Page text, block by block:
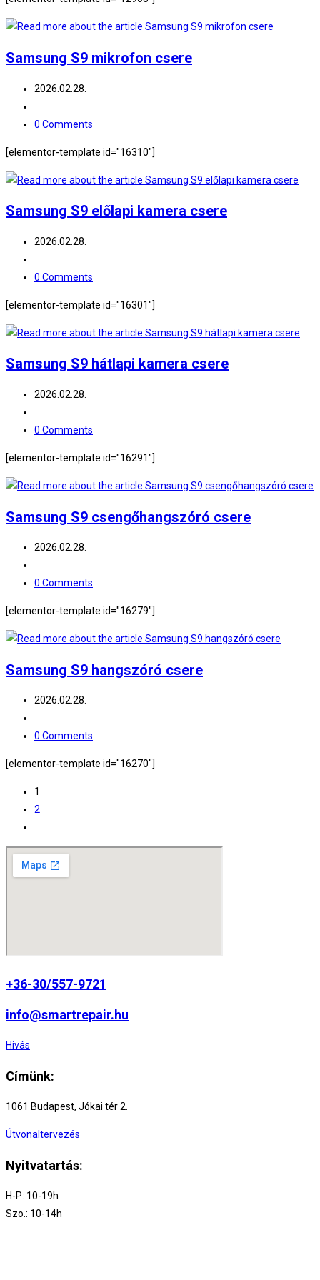
Samsung S9 mikrofon csere
Post
2026.02.28.
category:
Post
0 Comments
[elementor-template id="16310"]
Samsung S9 előlapi kamera csere
Post
2026.02.28.
category:
Post
0 Comments
[elementor-template id="16301"]
Samsung S9 hátlapi kamera csere
Post
2026.02.28.
category:
Post
0 Comments
[elementor-template id="16291"]
Samsung S9 csengőhangszóró csere
Post
2026.02.28.
category:
Post
0 Comments
[elementor-template id="16279"]
Samsung S9 hangszóró csere
Post
2026.02.28.
category:
Post
0 Comments
[elementor-template id="16270"]
1
2
to
the
next
+36-30/557-9721
info@smartrepair.hu
Hívás
Címünk:
1061 Budapest, Jókai tér 2.
Útvonaltervezés
Nyitvatartás:
H-P: 10-19h
Szo.: 10-14h